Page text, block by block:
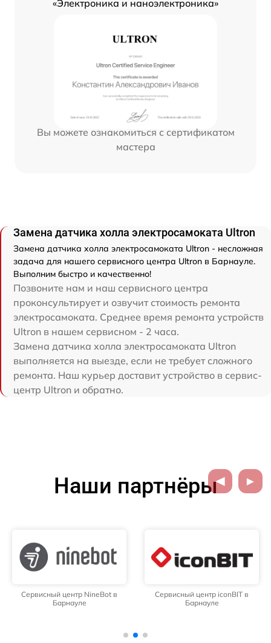
«Электроника и наноэлектроника»
Вы можете ознакомиться с сертификатом
мастера
Замена датчика холла электросамоката Ultron
Замена датчика холла электросамоката Ultron - несложная
задача для нашего сервисного центра Ultron в Барнауле.
Выполним быстро и качественно!
Позвоните нам и наш сервисного центра
проконсультирует и озвучит стоимость ремонта
электросамоката. Среднее время ремонта устройств
Ultron в нашем сервисном - 2 часа.
Замена датчика холла электросамоката Ultron
выполняется на выезде, если не требует сложного
ремонта. Наш курьер доставит устройство в сервис-
центр Ultron и обратно.
Наши партнёры
Сервисный центр NineBot в
Барнауле
Сервисный центр iconBIT в
Барнауле